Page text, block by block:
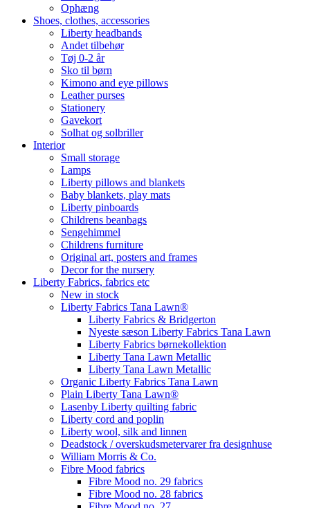
Ophæng
Shoes, clothes, accessories
Liberty headbands
Andet tilbehør
Tøj 0-2 år
Sko til børn
Kimono and eye pillows
Leather purses
Stationery
Gavekort
Solhat og solbriller
Interior
Small storage
Lamps
Liberty pillows and blankets
Baby blankets, play mats
Liberty pinboards
Childrens beanbags
Sengehimmel
Childrens furniture
Original art, posters and frames
Decor for the nursery
Liberty Fabrics, fabrics etc
New in stock
Liberty Fabrics Tana Lawn®
Liberty Fabrics & Bridgerton
Nyeste sæson Liberty Fabrics Tana Lawn
Liberty Fabrics børnekollektion
Liberty Tana Lawn Metallic
Liberty Tana Lawn Metallic
Organic Liberty Fabrics Tana Lawn
Plain Liberty Tana Lawn®
Lasenby Liberty quilting fabric
Liberty cord and poplin
Liberty wool, silk and linnen
Deadstock / overskudsmetervarer fra designhuse
William Morris & Co.
Fibre Mood fabrics
Fibre Mood no. 29 fabrics
Fibre Mood no. 28 fabrics